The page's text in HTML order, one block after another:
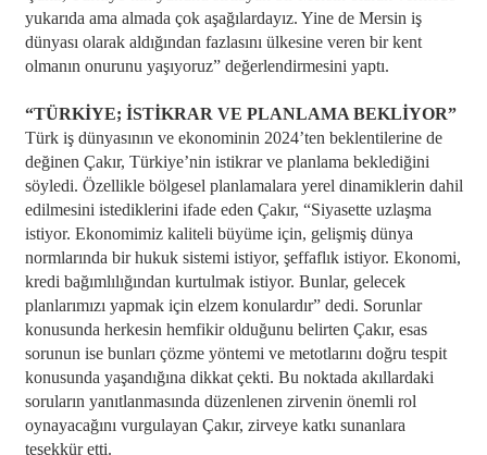
yukarıda ama almada çok aşağılardayız. Yine de Mersin iş
dünyası olarak aldığından fazlasını ülkesine veren bir kent
olmanın onurunu yaşıyoruz” değerlendirmesini yaptı.
“TÜRKİYE; İSTİKRAR VE PLANLAMA BEKLİYOR”
Türk iş dünyasının ve ekonominin 2024’ten beklentilerine de
değinen Çakır, Türkiye’nin istikrar ve planlama beklediğini
söyledi. Özellikle bölgesel planlamalara yerel dinamiklerin dahil
edilmesini istediklerini ifade eden Çakır, “Siyasette uzlaşma
istiyor. Ekonomimiz kaliteli büyüme için, gelişmiş dünya
normlarında bir hukuk sistemi istiyor, şeffaflık istiyor. Ekonomi,
kredi bağımlılığından kurtulmak istiyor. Bunlar, gelecek
planlarımızı yapmak için elzem konulardır” dedi. Sorunlar
konusunda herkesin hemfikir olduğunu belirten Çakır, esas
sorunun ise bunları çözme yöntemi ve metotlarını doğru tespit
konusunda yaşandığına dikkat çekti. Bu noktada akıllardaki
soruların yanıtlanmasında düzenlenen zirvenin önemli rol
oynayacağını vurgulayan Çakır, zirveye katkı sunanlara
teşekkür etti.